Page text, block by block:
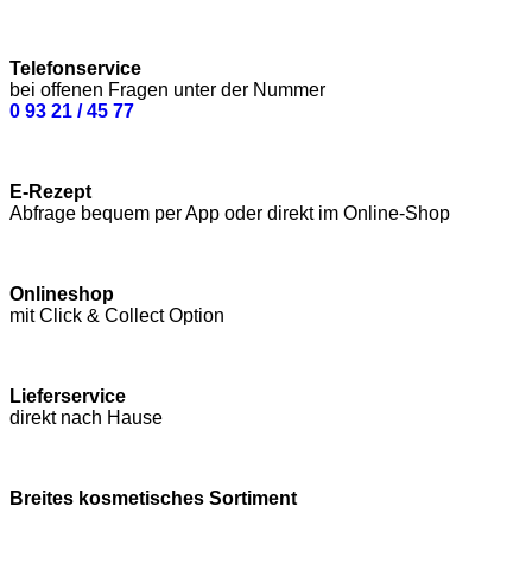
Telefonservice
bei offenen Fragen unter der Nummer
0 93 21 / 45 77
E-Rezept
Abfrage bequem per App oder direkt im Online-Shop
Onlineshop
mit Click & Collect Option
Lieferservice
direkt nach Hause
Breites kosmetisches Sortiment